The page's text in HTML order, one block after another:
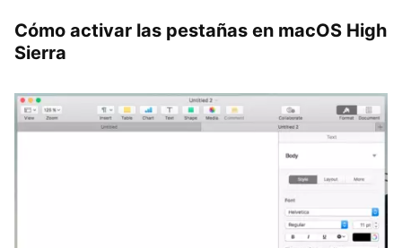
Cómo activar las pestañas en macOS High
Sierra